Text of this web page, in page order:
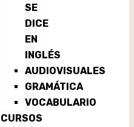
SE
DICE
EN
INGLÉS
AUDIOVISUALES
GRAMÁTICA
VOCABULARIO
CURSOS